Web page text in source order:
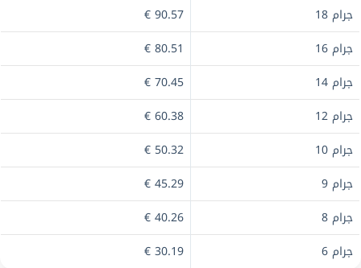
جرام 18
90.57 €
جرام 16
80.51 €
جرام 14
70.45 €
جرام 12
60.38 €
جرام 10
50.32 €
جرام 9
45.29 €
جرام 8
40.26 €
جرام 6
30.19 €